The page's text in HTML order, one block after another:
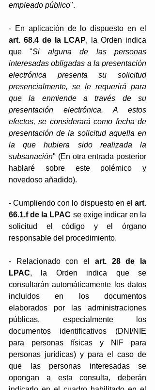
empleado público".
art. 68.4 de la LCAP, la Orden indica
que "Si alguna de las personas
interesadas obligadas a la presentación
electrónica presenta su solicitud
presencialmente, se le requerirá para
que la enmiende a través de su
presentación electrónica. A estos
efectos, se considerará como fecha de
presentación de la solicitud aquella en
la que hubiera sido realizada la
subsanación" (En otra entrada posterior
hablaré sobre este polémico y
novedoso añadido).
- Cumpliendo con lo dispuesto en el art.
66.1.f de la LPAC se exige indicar en la
solicitud el código y el órgano
responsable del procedimiento.
- Relacionado con el art. 28 de la
LPAC, la Orden indica que se
consultarán automáticamente los datos
incluidos en los documentos
elaborados por las administraciones
públicas, especialmente los
documentos identificativos (DNI/NIE
para personas físicas y NIF para
personas jurídicas) y para el caso de
que las personas interesadas se
opongan a esta consulta, deberán